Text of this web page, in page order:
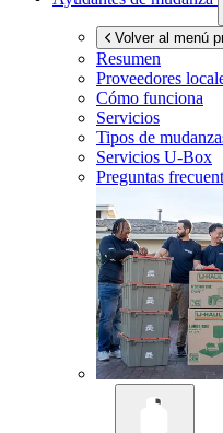
Volver al menú
Resumen
Proveedores
Cómo funciona
Servicios
Tipos de
Servicios U-Box
Preguntas